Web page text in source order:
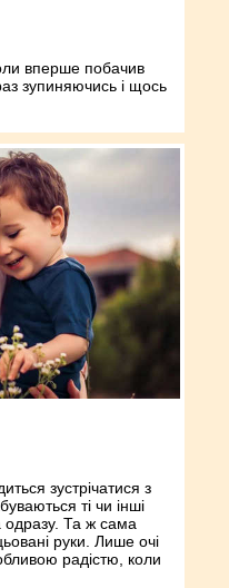
вперше побачив
зупиняючись і щось
зустрічатися з
ті чи інші
одразу. Та ж сама
руки. Лише очі
радістю, коли